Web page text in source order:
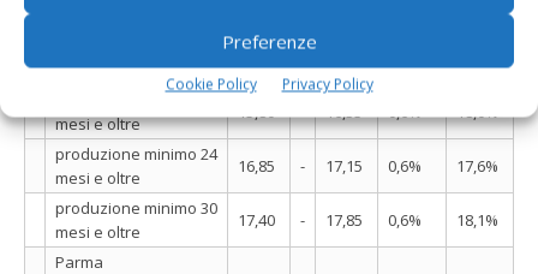
Preferenze
Cookie Policy Privacy Policy
mesi e oltre
produzione minimo 18
mesi e oltre
15,80 - 16,35 0,6%
18,0%
produzione minimo 24
mesi e oltre
16,85 - 17,15 0,6%
17,6%
produzione minimo 30
mesi e oltre
17,40 - 17,85 0,6%
18,1%
Parma